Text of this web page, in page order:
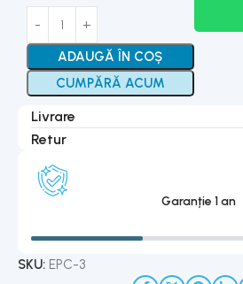
ADAUGĂ ÎN COȘ
CUMPĂRĂ ACUM
Livrare
Retur
Garanție 1 an
SKU: EPC-3